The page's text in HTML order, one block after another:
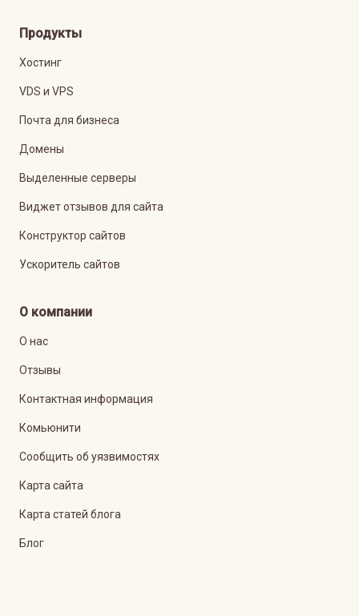
Продукты
Хостинг
VDS и VPS
Почта для бизнеса
Домены
Выделенные серверы
Виджет отзывов для сайта
Конструктор сайтов
Ускоритель сайтов
О компании
О нас
Отзывы
Контактная информация
Комьюнити
Сообщить об уязвимостях
Карта сайта
Карта статей блога
Блог